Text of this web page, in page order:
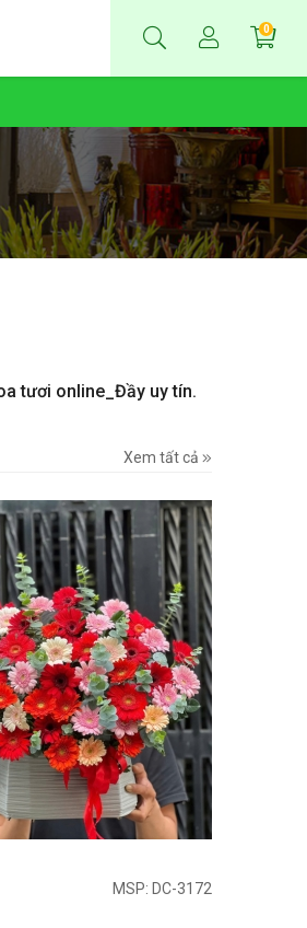
0
tươi online_Đầy uy tín.
Xem tất cả
MSP: DC-3172
Mua ngay